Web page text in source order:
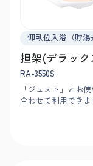
仰臥位入浴（貯湯
担架(デラック
RA-3550S
「ジュスト」とお
合わせて利用でき